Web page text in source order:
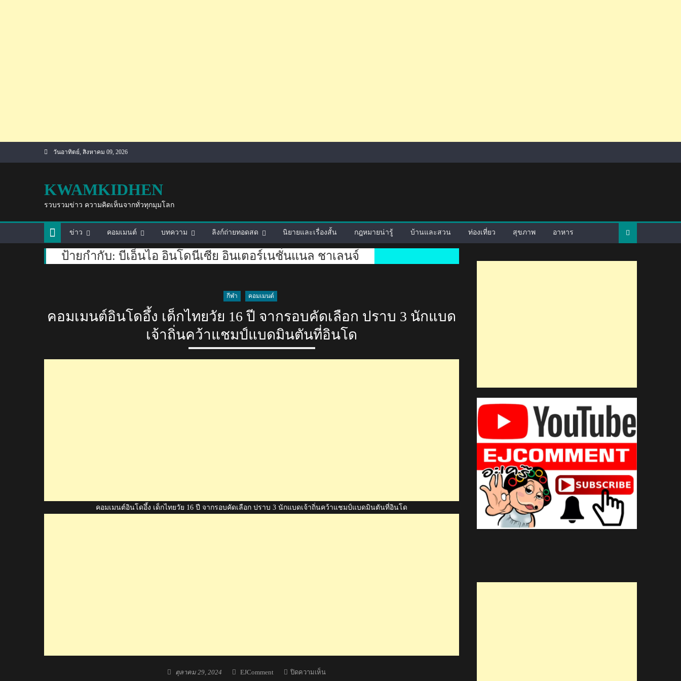
วันอาทิตย์, สิงหาคม 09, 2026
KWAMKIDHEN
รวบรวมข่าว ความคิดเห็นจากทั่วทุกมุมโลก
ข่าว คอมเมนต์ บทความ ลิงก์ถ่ายทอดสด นิยายและเรื่องสั้น กฎหมายน่ารู้ บ้านและสวน ท่องเที่ยว สุขภาพ อาหาร
ป้ายกำกับ: บีเอ็นไอ อินโดนีเซีย อินเตอร์เนชั่นแนล ชาเลนจ์
กีฬา คอมเมนต์
คอมเมนต์อินโดอึ้ง เด็กไทยวัย 16 ปี จากรอบคัดเลือก ปราบ 3 นักแบด
เจ้าถิ่นคว้าแชมป์แบดมินตันที่อินโด
คอมเมนต์อินโดอึ้ง เด็กไทยวัย 16 ปี จากรอบคัดเลือก ปราบ 3 นักแบดเจ้าถิ่นคว้าแชมป์แบดมินตันที่อินโด
Posted
ตุลาคม 29, 2024 Author
EJComment ปิดความเห็น